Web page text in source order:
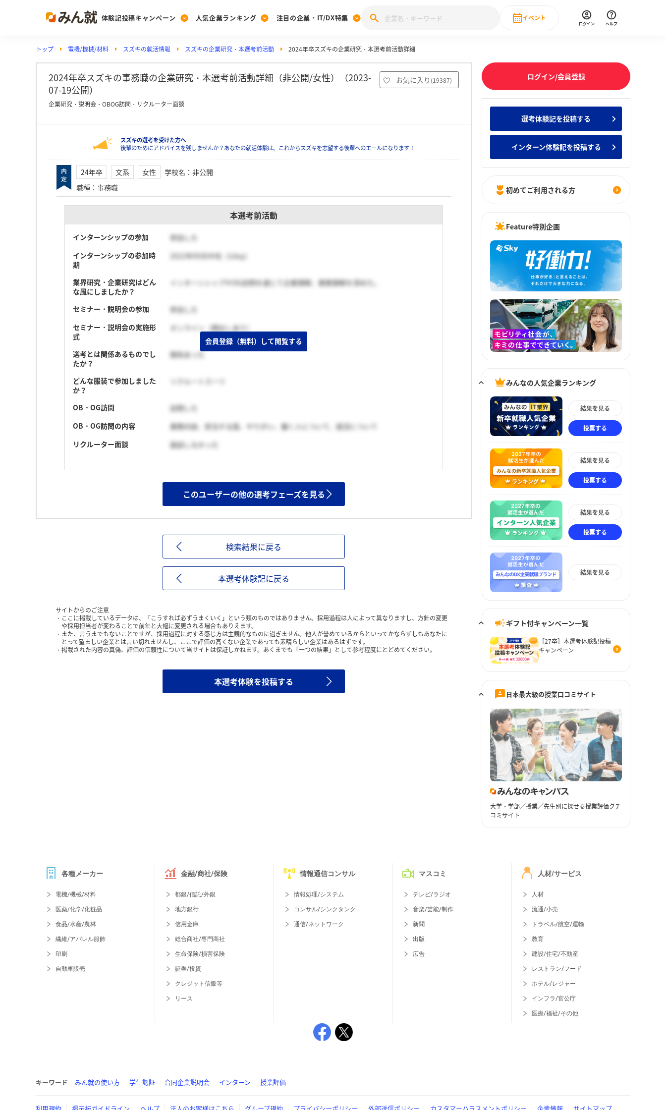
体験記投稿キャンペーン
Post
投稿する
[27卒] 本選考体験記投稿キャンペーン
人気企業ランキング
Ranking
ランキングを見る
みんなのDX企業就職ブランド調査
Vote みんなの新卒就職人気企業ランキング みんなのインターン人気企業ランキ
注目の企業・IT/DX特集
PickUp
注目の企業特集
28卒 IT・DX現場社員インタビュー
動画で知ろう！業界・企業研究
イベント
直近のイベント一覧
ログイン ヘルプ
トップ 電機/機械/材料 スズキの就活情報 スズキの企業研究・本選考前活動 2024年卒スズキの企業研究・本選考前活動詳細
2024年卒スズキの事務職の企業研究・本選考前活動詳細（非公開/女性）（2023-
07-19公開）
お気に入り (19387)
企業研究・説明会・OBOG訪問・リクルーター面談
スズキの選考を受けた方へ
後輩のためにアドバイスを残しませんか？あなたの就活体験は、これからスズキを志望する後輩へのエールになります！
24年卒 文系 女性 学校名 ： 非公開
職種 ： 事務職
本選考前活動
インターンシップの参加
参加した
インターンシップの参加時
期
2022年09月中旬（1day）
業界研究・企業研究はどん
な風にしましたか？
インターンシップやOG訪問を通じて企業理解、業務理解を深めた。
セミナー・説明会の参加
参加した
セミナー・説明会の実施形
式
オンライン（顔出しあり）
選考とは関係あるものでし
たか？
関係あった
どんな服装で参加しました
か？
リクルートスーツ
OB・OG訪問
訪問した
OB・OG訪問の内容
業務内容、担当する国、やりがい、働く人について、就活について
リクルーター面談
面談しなかった
会員登録（無料）して閲覧する
このユーザーの他の選考フェーズを見る
検索結果に戻る
本選考体験記に戻る
サイトからのご注意
ここに掲載しているデータは、「こうすれば必ずうまくいく」という類のものではありません。採用過程は人によって異なりますし、方針の変更
や採用担当者が変わることで前年と大幅に変更される場合もありえます。
また、言うまでもないことですが、採用過程に対する感じ方は主観的なものに過ぎません。他人が誉めているからといってかならずしもあなたに
とって望ましい企業とは言い切れませんし、ここで評価の高くない企業であっても素晴らしい企業はあるはずです。
掲載された内容の真偽、評価の信頼性について当サイトは保証しかねます。あくまでも「一つの結果」として参考程度にとどめてください。
本選考体験を投稿する
ログイン/会員登録
選考体験記を投稿する
インターン体験記を投稿する
初めてご利用される方
Feature特別企画
みんなの人気企業ランキング
結果を見る
投票する
結果を見る
投票する
結果を見る
投票する
結果を見る
ギフト付キャンペーン一覧
［27卒］本選考体験記投稿
キャンペーン
日本最大級の授業口コミサイト
大学・学部／授業／先生別に探せる授業評価クチ
コミサイト
各種メーカー
電機/機械/材料
医薬/化学/化粧品
食品/水産/農林
繊維/アパレル服飾
印刷
自動車販売
金融/商社/保険
都銀/信託/外銀
地方銀行
信用金庫
総合商社/専門商社
生命保険/損害保険
証券/投資
クレジット信販等
リース
情報通信コンサル
情報処理/システム
コンサル/シンクタンク
通信/ネットワーク
マスコミ
テレビ/ラジオ
音楽/芸能/制作
新聞
出版
広告
人材/サービス
人材
流通/小売
トラベル/航空/運輸
教育
建設/住宅/不動産
レストラン/フード
ホテル/レジャー
インフラ/官公庁
医療/福祉/その他
キーワード みん就の使い方 学生認証 合同企業説明会 インターン 授業評価